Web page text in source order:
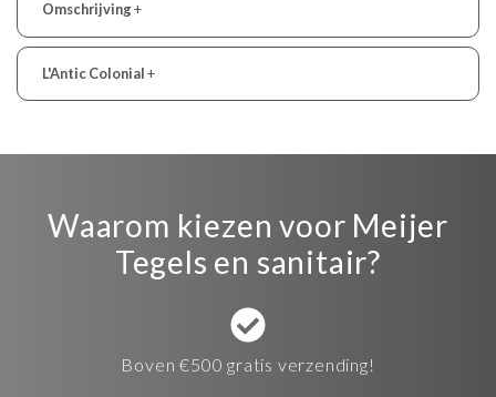
Omschrijving+
L'Antic Colonial+
Waarom kiezen voor Meijer
Tegels en sanitair?
Boven €500 gratis verzending!